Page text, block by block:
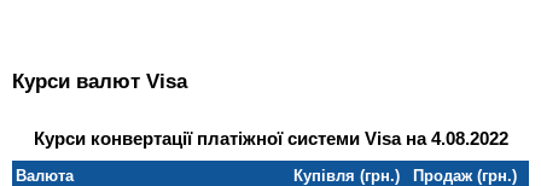
Курси валют Visa
Курси конвертації платіжної системи Visa на 4.08.2022
Валюта Купівля (грн.)
Продаж (грн.)